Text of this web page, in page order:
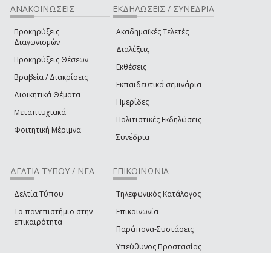
ΑΝΑΚΟΙΝΩΣΕΙΣ
Προκηρύξεις
Διαγωνισμών
Προκηρύξεις Θέσεων
Βραβεία / Διακρίσεις
Διοικητικά Θέματα
Μεταπτυχιακά
Φοιτητική Μέριμνα
ΕΚΔΗΛΩΣΕΙΣ / ΣΥΝΕΔΡΙΑ
Ακαδημαϊκές Τελετές
Διαλέξεις
Εκθέσεις
Εκπαιδευτικά σεμινάρια
Ημερίδες
Πολιτιστικές Εκδηλώσεις
Συνέδρια
ΔΕΛΤΙΑ ΤΥΠΟΥ / ΝΕΑ
Δελτία Τύπου
Το πανεπιστήμιο στην
επικαιρότητα
ΕΠΙΚΟΙΝΩΝΙΑ
Τηλεφωνικός Κατάλογος
Επικοινωνία
Παράπονα-Συστάσεις
Υπεύθυνος Προστασίας